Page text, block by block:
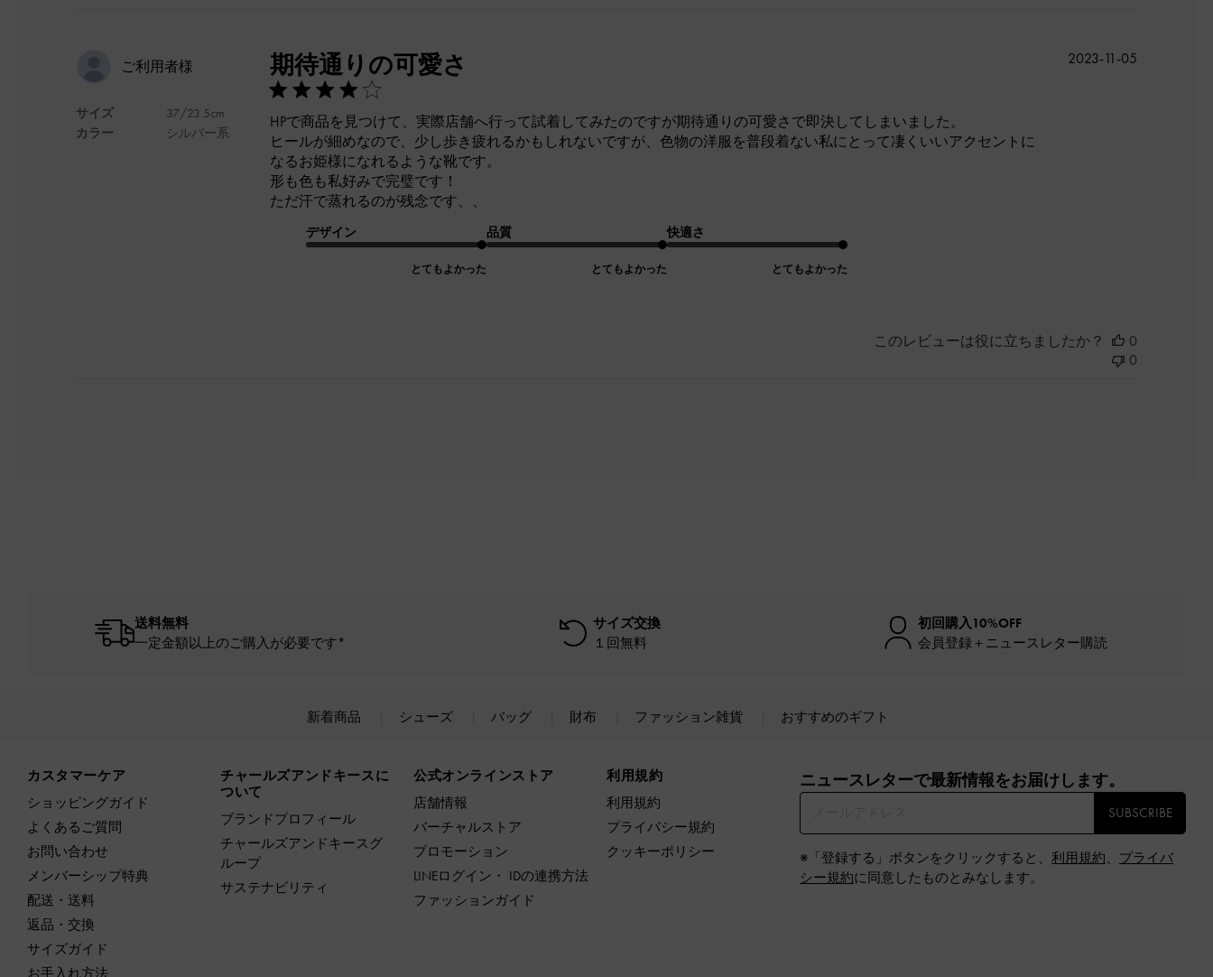
ご利用者様
サイズ
カラー
37/23.5cm
シルバー系
期待通りの可愛さ
HPで商品を見つけて、実際店舗へ行って試着してみたのですが期待通りの可愛さで即決してしまいました。
ヒールが細めなので、少し歩き疲れるかもしれないですが、色物の洋服を普段着ない私にとって凄くいいアクセントに
なるお姫様になれるような靴です。
形も色も私好みで完璧です！
ただ汗で蒸れるのが残念です、、
デザイン
とてもよかった
品質
とてもよかった
快適さ
とてもよかった
公
2023-11-05
このレビューは役に立ちましたか？
0
0
送料無料
一定金額以上のご購入が必要です*
サイズ交換
１回無料
初回購入10%OFF
会員登録＋ニュースレター購読
新着商品 シューズ バッグ 財布 ファッション雑貨 おすすめのギフト
カスタマーケア
ショッピングガイド
よくあるご質問
お問い合わせ
メンバーシップ特典
配送・送料
返品・交換
サイズガイド
お手入れ方法
チャールズアンドキースに
ついて
ブランドプロフィール
チャールズアンドキースグ
ループ
サステナビリティ
公式オンラインストア
店舗情報
バーチャルストア
プロモーション
LINEログイン・ IDの連携方法
ファッションガイド
利用規約
利用規約
プライバシー規約
クッキーポリシー
ニュースレターで最新情報をお届けします。​
SUBSCRIBE
※「登録する」ボタンをクリックすると、 利用規約、 プライバ
シー規約に同意したものとみなします。